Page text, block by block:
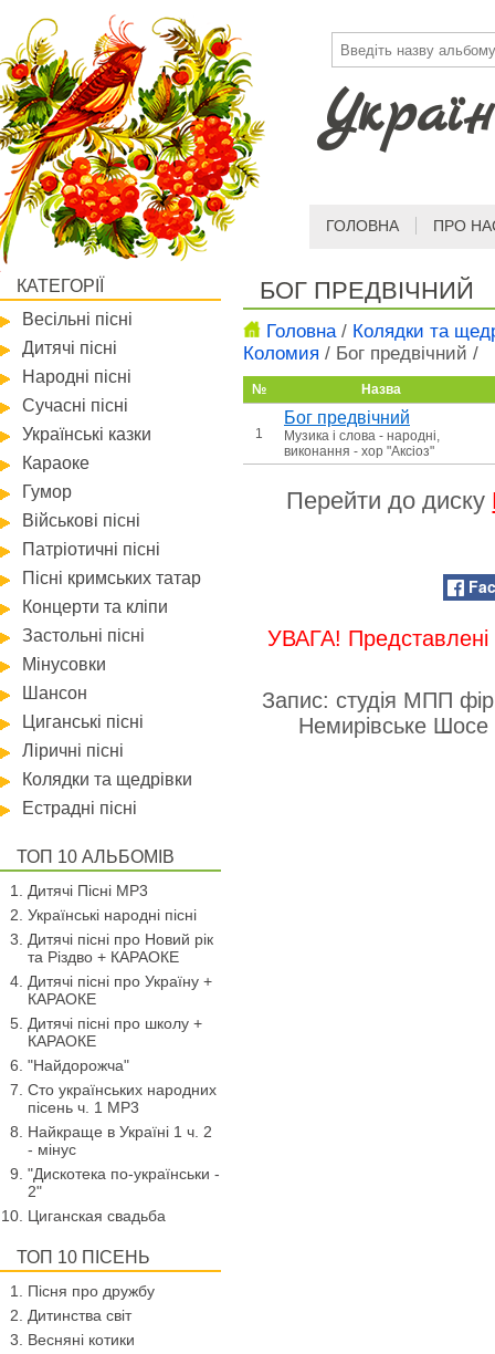
ГОЛОВНА ПРО
КАТЕГОРІЇ
Весільні пісні
Дитячі пісні
Народні пісні
Сучасні пісні
Українські казки
Караоке
Гумор
Військові пісні
Патріотичні пісні
Пісні кримських татар
Концерти та кліпи
Застольні пісні
Мінусовки
Шансон
Циганські пісні
Ліричні пісні
Колядки та щедрівки
Естрадні пісні
ТОП 10 АЛЬБОМІВ
Дитячі Пісні MP3
Українські народні пісні
Дитячі пісні про Новий рік
та Різдво + КАРАОКЕ
Дитячі пісні про Україну +
КАРАОКЕ
Дитячі пісні про школу +
КАРАОКЕ
"Найдорожча"
Сто українських народних
пісень ч. 1 МР3
Найкраще в Україні 1 ч. 2
- мінус
"Дискотека по-українськи -
2"
Циганская свадьба
ТОП 10 ПІСЕНЬ
Пісня про дружбу
Дитинства світ
Весняні котики
БОГ ПРЕДВІЧНИЙ
Головна/ Колядки та
Коломия / Бог предвічний /
№ Назва
1
Бог предвічний
Музика і слова - народні,
виконання - хор "Аксіоз"
Перейти до диску
УВАГА! Представлені
Запис: студія МПП
Немирівське